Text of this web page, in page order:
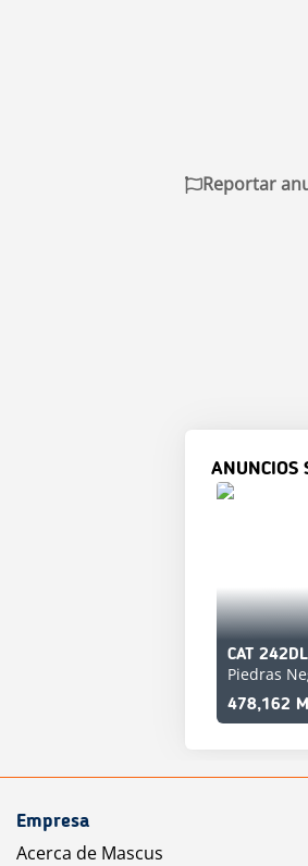
Reportar
ANUNCIOS
CAT
Piedras
478,162
Empresa
Acerca de Mascus